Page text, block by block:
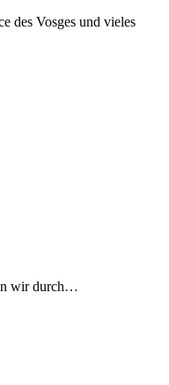
des Vosges und vieles
wir durch…